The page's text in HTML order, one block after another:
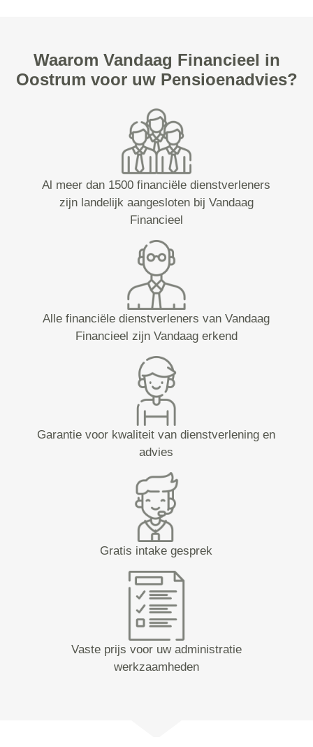
Waarom Vandaag Financieel in
Oostrum voor uw Pensioenadvies?
Al meer dan 1500 financiële dienstverleners
zijn landelijk aangesloten bij Vandaag
Financieel
Alle financiële dienstverleners van Vandaag
Financieel zijn Vandaag erkend
Garantie voor kwaliteit van dienstverlening en
advies
Gratis intake gesprek
Vaste prijs voor uw administratie
werkzaamheden